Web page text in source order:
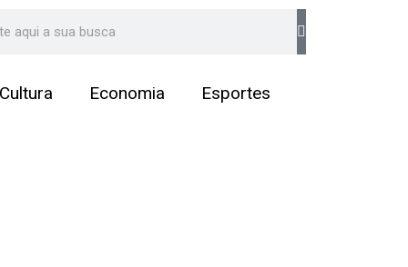
Cultura Economia Esportes